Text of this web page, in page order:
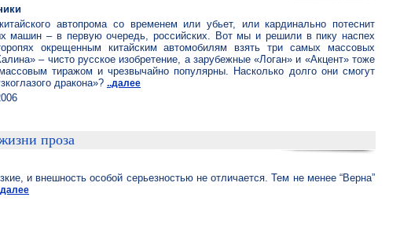
автопрома со временем или убьет, или кардинально потеснит
машин – в первую очередь, российских. Вот мы и решили в пику наспех
окрещенным китайским автомобилям взять три самых массовых
– чисто русское изобретение, а зарубежные «Логан» и «Акцент» тоже
тиражом и чрезвычайно популярны. Насколько долго они смогут
дракона»? ..далее
проза
и внешность особой серьезностью не отличается. Тем не менее “Верна”